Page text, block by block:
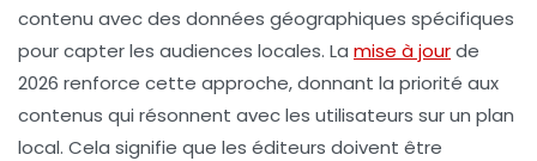
contenu avec des données géographiques spécifiques
pour capter les audiences locales. La mise à jourde
2026 renforce cette approche, donnant la priorité aux
contenus qui résonnent avec les utilisateurs sur un plan
local. Cela signifie que les éditeurs doivent être